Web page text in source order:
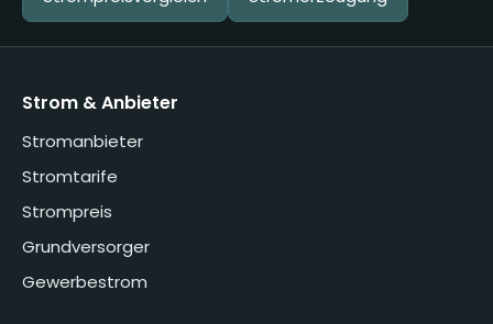
Strom & Anbieter
Stromanbieter
Stromtarife
Strompreis
Grundversorger
Gewerbestrom